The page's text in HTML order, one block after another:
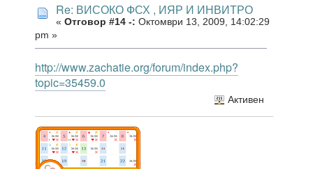
Re: ВИСОКО ФСХ , ИЯР И ИНВИТРО
« Отговор #14 -: Октомври 13, 2009, 14:02:29
pm »
http://www.zachatie.org/forum/index.php?
topic=35459.0
Активен